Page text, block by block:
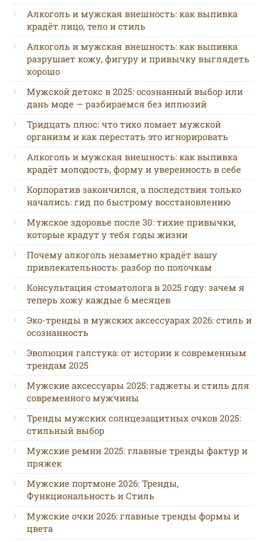
Алкоголь и мужская внешность: как выпивка
крадёт лицо, тело и стиль
Алкоголь и мужская внешность: как выпивка
разрушает кожу, фигуру и привычку выглядеть
хорошо
Мужской детокс в 2025: осознанный выбор или
дань моде — разбираемся без иллюзий
Тридцать плюс: что тихо ломает мужской
организм и как перестать это игнорировать
Алкоголь и мужская внешность: как выпивка
крадёт молодость, форму и уверенность в себе
Корпоратив закончился, а последствия только
начались: гид по быстрому восстановлению
Мужское здоровье после 30: тихие привычки,
которые крадут у тебя годы жизни
Почему алкоголь незаметно крадёт вашу
привлекательность: разбор по полочкам
Консультация стоматолога в 2025 году: зачем я
теперь хожу каждые 6 месяцев
Эко-тренды в мужских аксессуарах 2026: стиль и
осознанность
Эволюция галстука: от истории к современным
трендам 2025
Мужские аксессуары 2025: гаджеты и стиль для
современного мужчины
Тренды мужских солнцезащитных очков 2025:
стильный выбор
Мужские ремни 2025: главные тренды фактур и
пряжек
Мужские портмоне 2026: Тренды,
Функциональность и Стиль
Мужские очки 2026: главные тренды формы и
цвета